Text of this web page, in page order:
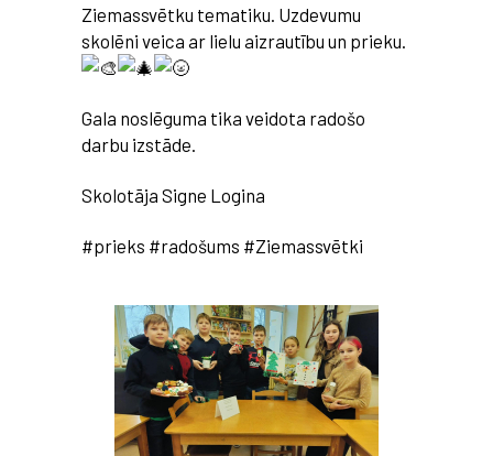
Ziemassvētku tematiku. Uzdevumu
skolēni veica ar lielu aizrautību un prieku.
Gala noslēguma tika veidota radošo
darbu izstāde.
Skolotāja Signe Logina
#prieks #radošums #Ziemassvētki